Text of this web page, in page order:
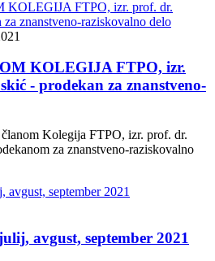
KOLEGIJA FTPO, izr.
- prodekan za znanstveno-
Kolegija FTPO, izr. prof. dr.
za znanstveno-raziskovalno
avgust, september 2021